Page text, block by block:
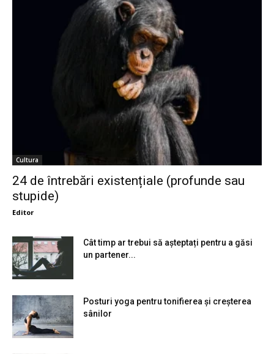
Cultura
24 de întrebări existențiale (profunde sau
stupide)
Editor
Cât timp ar trebui să așteptați pentru a găsi
un partener...
Posturi yoga pentru tonifierea și creșterea
sânilor